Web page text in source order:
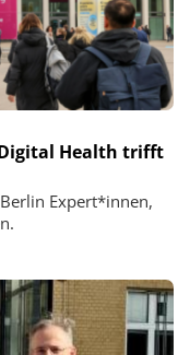
Digital Health trifft
Expert*innen,